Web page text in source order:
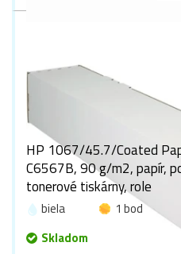
HP 1067/45.7/Coated
C6567B, 90 g/m2, papír,
tonerové tiskárny, role
biela
1 bod
Skladom